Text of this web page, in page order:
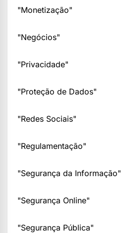
"Monetização"
"Negócios"
"Privacidade"
"Proteção de Dados"
"Redes Sociais"
"Regulamentação"
"Segurança da Informação"
"Segurança Online"
"Segurança Pública"